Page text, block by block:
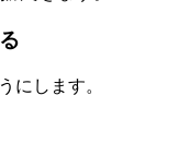
にします。